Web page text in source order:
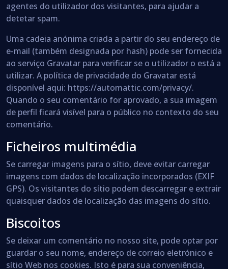
agentes do utilizador dos visitantes, para ajudar a
detetar spam.
Uma cadeia anónima criada a partir do seu endereço de
e-mail (também designada por hash) pode ser fornecida
ao serviço Gravatar para verificar se o utilizador o está a
utilizar. A política de privacidade do Gravatar está
disponível aqui: https://automattic.com/privacy/.
Quando o seu comentário for aprovado, a sua imagem
de perfil ficará visível para o público no contexto do seu
comentário.
Ficheiros multimédia
Se carregar imagens para o sítio, deve evitar carregar
imagens com dados de localização incorporados (EXIF
GPS). Os visitantes do sítio podem descarregar e extrair
quaisquer dados de localização das imagens do sítio.
Biscoitos
Se deixar um comentário no nosso site, pode optar por
guardar o seu nome, endereço de correio eletrónico e
sítio Web nos cookies. Isto é para sua conveniência,